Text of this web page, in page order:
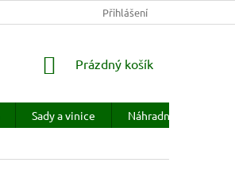
PRODÁVANÉ ZNAČKY
Přihlášení
NÁKUPNÍ
Prázdný košík
Sady a vinice Náhradní díly